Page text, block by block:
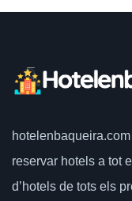
hotelenbaqueira.com
reservar hotels a tot
d’hotels de tots els